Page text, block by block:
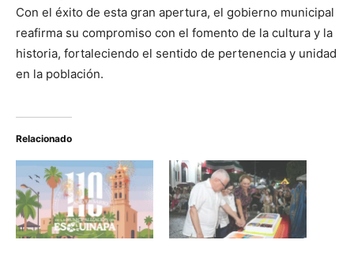
Con el éxito de esta gran apertura, el gobierno municipal
reafirma su compromiso con el fomento de la cultura y la
historia, fortaleciendo el sentido de pertenencia y unidad
en la población.
Relacionado